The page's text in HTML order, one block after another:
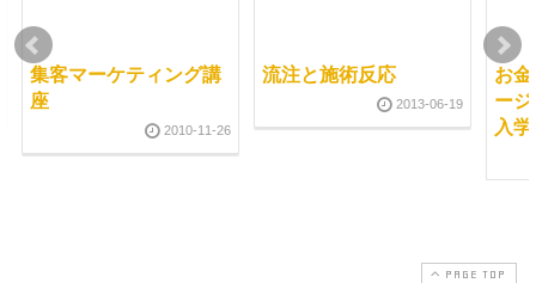
集客マーケティング講
座
2010-11-26
流注と施術反応
2013-06-19
お
ー
入
PAGE TOP